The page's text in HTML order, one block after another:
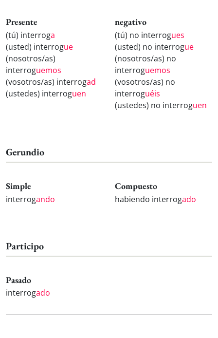
Presente
(tú) interroga
(usted) interrogue
(nosotros/as)
interroguemos
(vosotros/as) interrogad
(ustedes) interroguen
negativo
(tú) no interrogues
(usted) no interrogue
(nosotros/as) no
interroguemos
(vosotros/as) no
interroguéis
(ustedes) no interroguen
Gerundio
Simple
interrogando
Compuesto
habiendo interrogado
Participo
Pasado
interrogado